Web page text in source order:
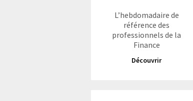
L’hebdomadaire de
référence des
professionnels de la
Finance
Découvrir